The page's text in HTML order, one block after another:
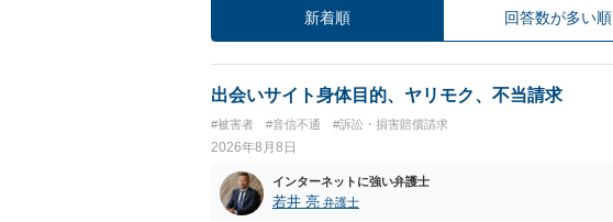
新着順 回答数が多い順
出会いサイト身体目的、ヤリモク、不当請求
#被害者 #音信不通 #訴訟・損害賠償請求
2026年8月8日
インターネットに強い弁護士
若井 亮 弁護士